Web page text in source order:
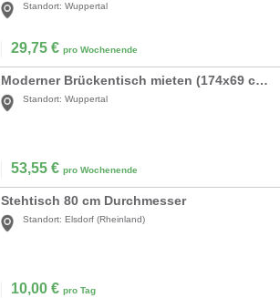
Standort: Wuppertal
29,75 € pro Wochenende
Moderner Brückentisch mieten (174x69 cm) – Weißer Hochtisch für Messen & Bankette
Standort: Wuppertal
53,55 € pro Wochenende
Stehtisch 80 cm Durchmesser
Standort: Elsdorf (Rheinland)
10,00 € pro Tag